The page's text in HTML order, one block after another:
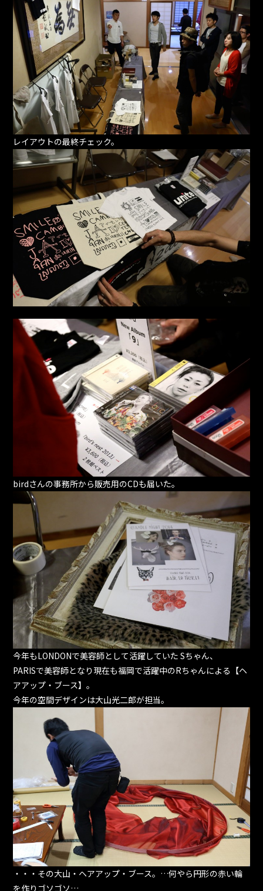
レイアウトの最終チェック。
birdさんの事務所から販売用のCDも届いた。
今年もLONDONで美容師として活躍していた Sちゃん、
PARISで美容師となり現在も福岡で活躍中のRちゃんによる【ヘ
アアップ・ブース】。
今年の空間デザインは大山光二郎が担当。
・・・その大山・ヘアアップ・ブース。…何やら円形の赤い輪
を作りゴソゴソ…